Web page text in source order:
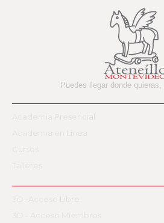
Puedes llegar donde quieras,